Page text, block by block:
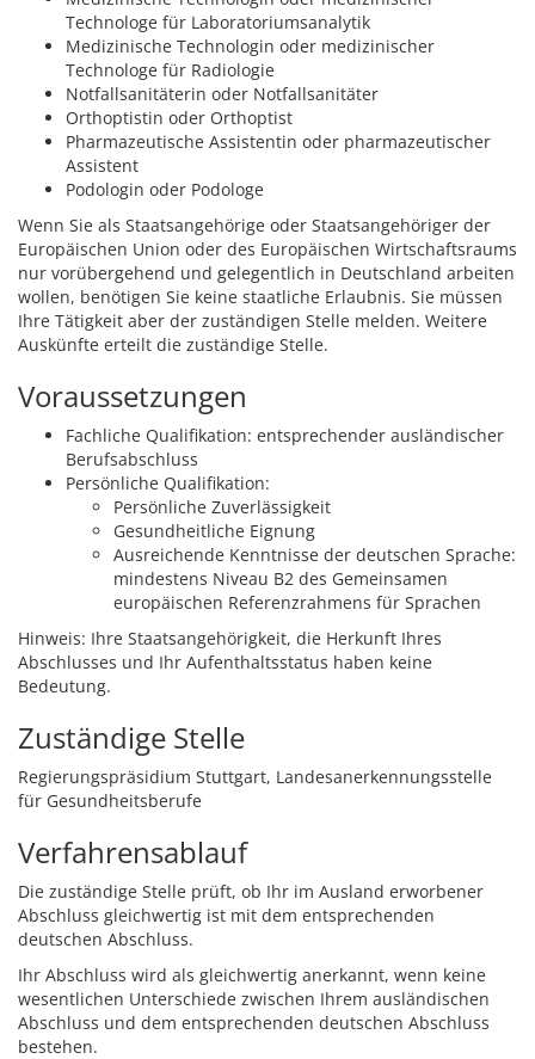
Technologe für Laboratoriumsanalytik
Medizinische Technologin oder medizinischer
Technologe für Radiologie
Notfallsanitäterin oder Notfallsanitäter
Orthoptistin oder Orthoptist
Pharmazeutische Assistentin oder pharmazeutischer
Assistent
Podologin oder Podologe
Wenn Sie als Staatsangehörige oder Staatsangehöriger der
Europäischen Union oder des Europäischen Wirtschaftsraums
nur vorübergehend und gelegentlich in Deutschland arbeiten
wollen, benötigen Sie keine staatliche Erlaubnis. Sie müssen
Ihre Tätigkeit aber der zuständigen Stelle melden. Weitere
Auskünfte erteilt die zuständige Stelle.
Voraussetzungen
Fachliche Qualifikation: entsprechender ausländischer
Berufsabschluss
Persönliche Qualifikation:
Persönliche Zuverlässigkeit
Gesundheitliche Eignung
Ausreichende Kenntnisse der deutschen Sprache:
mindestens Niveau B2 des Gemeinsamen
europäischen Referenzrahmens für Sprachen
Hinweis: Ihre Staatsangehörigkeit, die Herkunft Ihres
Abschlusses und Ihr Aufenthaltsstatus haben keine
Bedeutung.
Zuständige Stelle
Regierungspräsidium Stuttgart, Landesanerkennungsstelle
für Gesundheitsberufe
Verfahrensablauf
Die zuständige Stelle prüft, ob Ihr im Ausland erworbener
Abschluss gleichwertig ist mit dem entsprechenden
deutschen Abschluss.
Ihr Abschluss wird als gleichwertig anerkannt, wenn keine
wesentlichen Unterschiede zwischen Ihrem ausländischen
Abschluss und dem entsprechenden deutschen Abschluss
bestehen.